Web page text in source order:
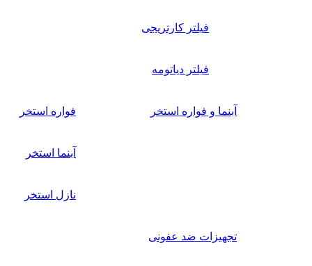
فیلتر کارتریجی
فیلتر دیاتومه
آبنما و فواره استخر فواره استخر
آبنما استخر
نازل استخر
تجهیزات ضد عفونی